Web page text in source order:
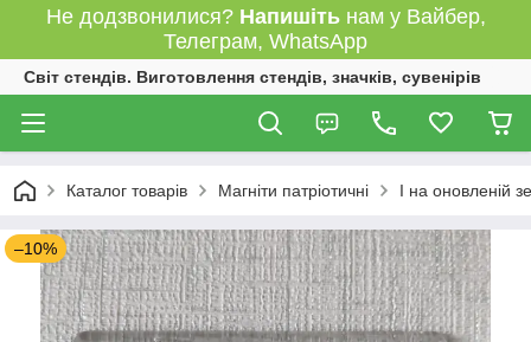
Не додзвонилися? Напишітьнам у Вайбер,
Телеграм, WhatsApp
Світ стендів. Виготовлення стендів, значків, сувенірів
Каталог товарів Магніти патріотичні І на оновленій
–10%